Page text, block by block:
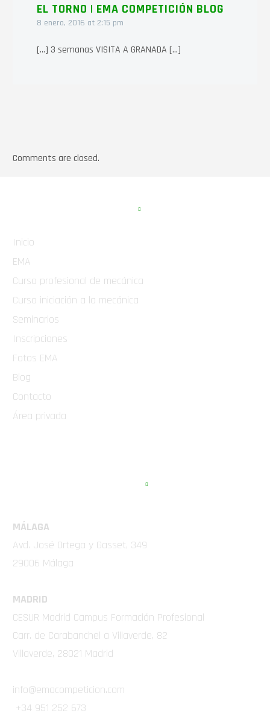
EL TORNO | EMA COMPETICIÓN BLOG
8 enero, 2016 at 2:15 pm
[…] 3 semanas VISITA A GRANADA […]
Comments are closed.
Inicio
EMA
Curso profesional de mecánica
Curso iniciación a la mecánica
Seminarios
Inscripciones
Fotos EMA
Blog
Contacto
Área privada
MÁLAGA
Avd. José Ortega y Gasset, 349
29006 Málaga
MADRID
CESUR Madrid Campus Formación Profesional
Carr. de Carabanchel a Villaverde, 82
Villaverde, 28021 Madrid
info@emacompeticion.com
+34 951 252 673